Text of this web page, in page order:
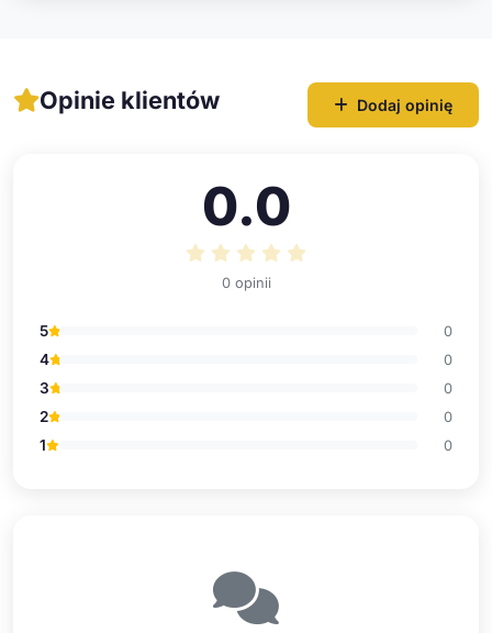
Opinie klientów Dodaj opinię
0.0
0 opinii
5 0
4 0
3 0
2 0
1 0